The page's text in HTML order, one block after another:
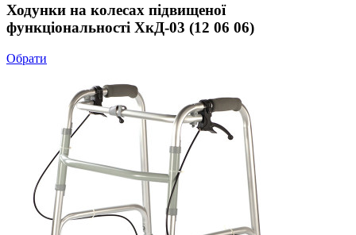
Ходунки на колесах підвищеної
функціональності ХкД-03 (12 06 06)
Обрати